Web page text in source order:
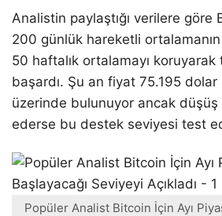
Analistin paylaştığı verilere göre
200 günlük hareketli
50 haftalık ortalamayı koruyarak
başardı. Şu an fiyat 75.195 dolar
üzerinde bulunuyor ancak
ederse bu destek seviyesi test
Popüler Analist Bitcoin İçin Ayı